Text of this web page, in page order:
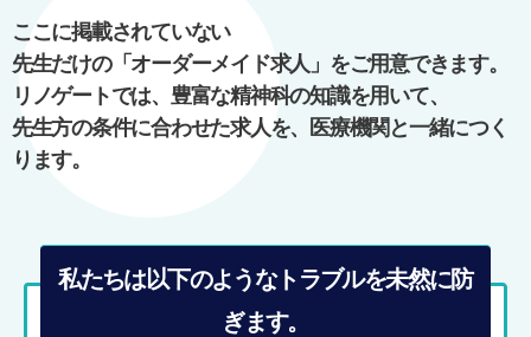
シ
ョ
ン
ここに掲載されていない
先生だけの「オーダーメイド求人」をご用意できます。
リノゲートでは、豊富な精神科の知識を用いて、
先生方の条件に合わせた求人を、医療機関と一緒につく
ります。
私たちは以下のようなトラブルを未然に防
ぎます。